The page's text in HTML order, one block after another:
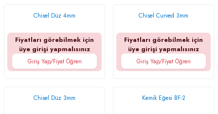
Chisel Düz 4mm
Fiyatları görebilmek için
üye girişi yapmalısınız
Giriş Yap/Fiyat Öğren
Chisel Curved 3mm
Fiyatları görebilmek için
üye girişi yapmalısınız
Giriş Yap/Fiyat Öğren
Chisel Düz 3mm Kemik Eğesi BF-2